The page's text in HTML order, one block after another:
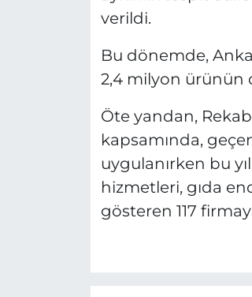
verildi.
Bu dönemde,
2,4 milyon ürünün
Öte yandan,
kapsamında,
uygulanırken bu
hizmetleri, gıda
gösteren 117